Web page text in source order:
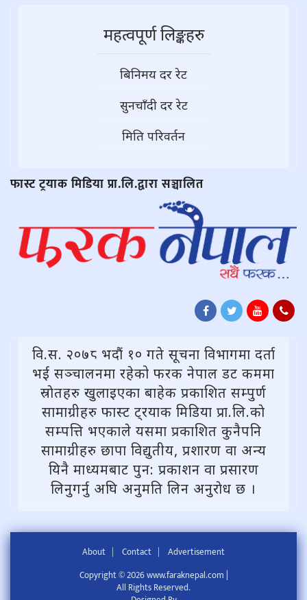
महत्वपूर्ण लिङ्कहरु
बिनिमय दर रेट
सुनचाँदी दर रेट
मिति परिवर्तन
फास्ट ट्रयाक मिडिया प्रा.लि.द्वारा सञ्चालित
वि.स. २०७८ भदौं १० गते सूचना विभागमा दर्ता
भई सञ्चालनमा रहेको फरक नेपाल डट कममा
स्राेतहरु खुलाइएका बाहेक प्रकाशित सम्पुर्ण
सामाग्रीहरु फास्ट ट्रयाक मिडिया प्रा.लि.काे
सम्पत्ति भएकाले यसमा प्रकाशित कुनैपनि
सामाग्रीहरु छापा विद्युतीय, प्रशारण वा अन्य
यिनै माध्यमबाट पुन: प्रकाशन वा प्रसारण
लिनुगर्नु अघि अनुमति लिन अनुराेध छ ।
About Contact
Advertisement
Copyright © 2026 www.faraknepal.com |
All Rights Reserved.